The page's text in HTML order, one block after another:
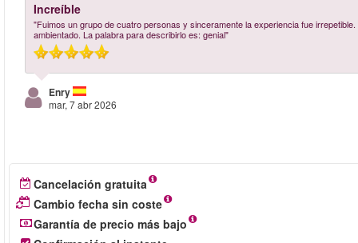
Increíble
"Fuimos un grupo de cuatro personas y sinceramente la experiencia fue
ambientado. La palabra para describirlo es: genial"
Enry
mar, 7 abr 2026
Cancelación gratuita
Cambio fecha sin coste
Garantía de precio más bajo